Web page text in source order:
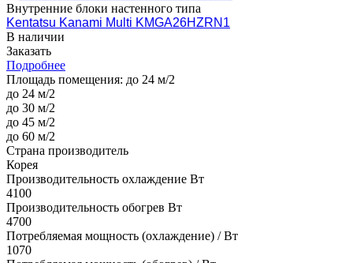
Внутренние блоки настенного типа
Kentatsu Kanami Multi KMGA26HZRN1
В наличии
Заказать
Подробнее
Площадь помещения: до 24 м/2
до 24 м/2
до 30 м/2
до 45 м/2
до 60 м/2
Страна производитель
Корея
Производительность охлаждение Вт
4100
Производительность обогрев Вт
4700
Потребляемая мощность (охлаждение) / Вт
1070